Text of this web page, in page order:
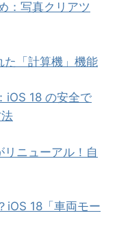
：写真クリアツ
た「計算機」機能
iOS 18 の安全で
ニューアル！自
iOS 18「車両モー